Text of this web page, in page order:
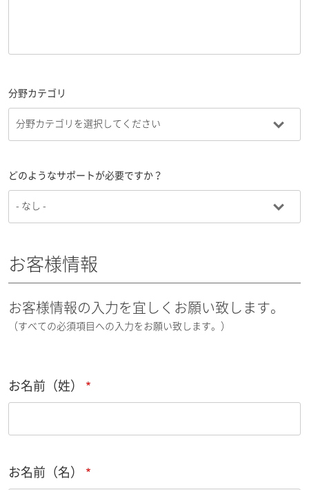
分野カテゴリ
どのようなサポートが必要ですか？
お客様情報
お客様情報の入力を宜しくお願い致します。
（すべての必須項目への入力をお願い致します。）
お名前（姓）
お名前（名）